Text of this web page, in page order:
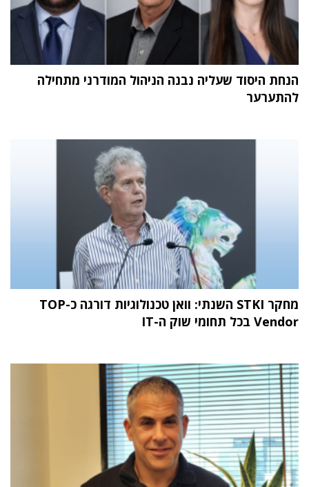
הנחת היסוד שעליה נבנה הניהול המודרני מתחילה
להתערער
מחקר STKI השנתי: וואן טכנולוגיות דורגה כ-TOP
Vendor בכל תחומי שוק ה-IT